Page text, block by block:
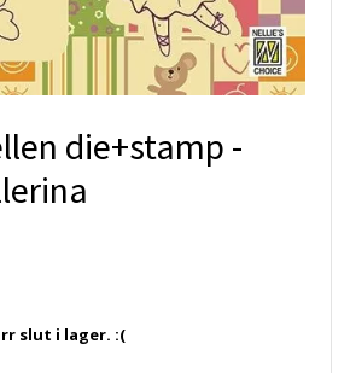
die+stamp -
slut i lager. :(